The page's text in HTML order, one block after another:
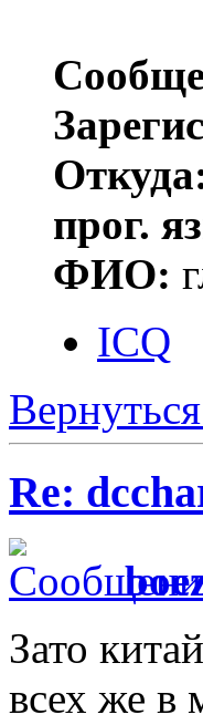
прог.
ФИО:
ICQ
Re:
Зато
всех же в